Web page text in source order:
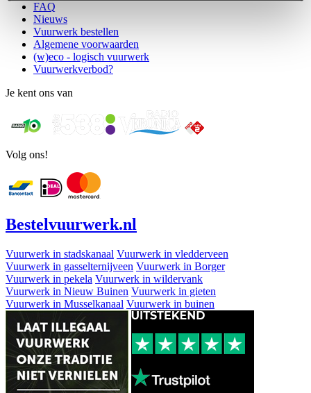
FAQ
Nieuws
Vuurwerk bestellen
Algemene voorwaarden
(w)eco - logisch vuurwerk
Vuurwerkverbod?
Je kent ons van
Volg ons!
Bestelvuurwerk.nl
Vuurwerk in stadskanaal Vuurwerk in vledderveen
Vuurwerk in gasselternijveen Vuurwerk in Borger
Vuurwerk in pekela Vuurwerk in wildervank
Vuurwerk in Nieuw Buinen Vuurwerk in gieten
Vuurwerk in Musselkanaal Vuurwerk in buinen